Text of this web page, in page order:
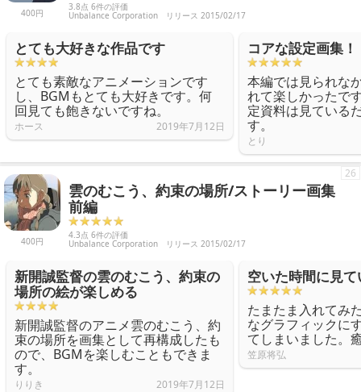
400円
3.8点 6件の評価
Unbalance Corporation リリース 2015/02/17
とても大好きな作品です
とても素敵なアニメーションです
し、BGMもとても大好きです。何
回見ても飽きないですね。
ホース 2019年7月12日
コアな設定画集！
本編では見られな
れて楽しかったで
定資料は見ている
す。
とり
400円
雲のむこう、約束の場所/ストーリー画集
前編
4.3点 6件の評価
Unbalance Corporation リリース 2015/02/17
26
新開誠監督の雲のむこう、約束の
場所の絵が楽しめる
新開誠監督のアニメ雲のむこう、約
束の場所を画集として再構成したも
ので、BGMを楽しむこともできま
す。
りりき 2019年7月12日
空いた時間に見て
たまたま入れてみ
なグラフィックに
てしまいました。
笠原将弘